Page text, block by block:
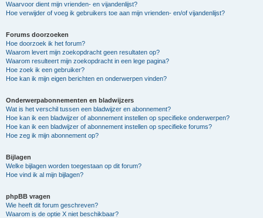
Waarvoor dient mijn vrienden- en vijandenlijst?
Hoe verwijder of voeg ik gebruikers toe aan mijn vrienden- en/of vijandenlijst?
Forums doorzoeken
Hoe doorzoek ik het forum?
Waarom levert mijn zoekopdracht geen resultaten op?
Waarom resulteert mijn zoekopdracht in een lege pagina?
Hoe zoek ik een gebruiker?
Hoe kan ik mijn eigen berichten en onderwerpen vinden?
Onderwerpabonnementen en bladwijzers
Wat is het verschil tussen een bladwijzer en abonnement?
Hoe kan ik een bladwijzer of abonnement instellen op specifieke onderwerpen?
Hoe kan ik een bladwijzer of abonnement instellen op specifieke forums?
Hoe zeg ik mijn abonnement op?
Bijlagen
Welke bijlagen worden toegestaan op dit forum?
Hoe vind ik al mijn bijlagen?
phpBB vragen
Wie heeft dit forum geschreven?
Waarom is de optie X niet beschikbaar?